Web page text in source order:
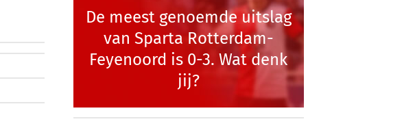
De meest genoemde uitslag
van Sparta Rotterdam-
Feyenoord is 0-3. Wat denk
jij?